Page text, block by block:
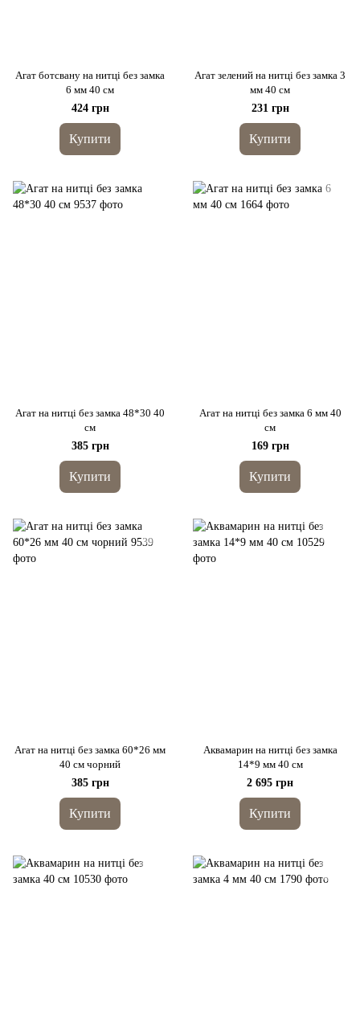
Агат ботсвану на нитці без замка
6 мм 40 см
424 грн
Купити
Агат зелений на нитці без замка 3
мм 40 см
231 грн
Купити
Агат на нитці без замка 48*30 40
см
385 грн
Купити
Агат на нитці без замка 6 мм 40
см
169 грн
Купити
Агат на нитці без замка 60*26 мм
40 см чорний
385 грн
Купити
Аквамарин на нитці без замка
14*9 мм 40 см
2 695 грн
Купити